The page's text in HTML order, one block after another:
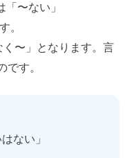
〜ない」
。
〜」となります。言
です。
ない」